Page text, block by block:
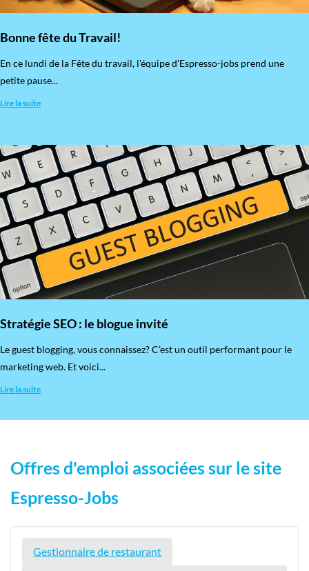
Bonne fête du Travail!
En ce lundi de la Fête du travail, l'équipe d'Espresso-jobs prend une
petite pause...
Lire la suite
Stratégie SEO : le blogue invité
​Le guest blogging, vous connaissez? C’est un outil performant pour le
marketing web. Et voici...
Lire la suite
Offres d'emploi associées sur le site
Espresso-Jobs
Gestionnaire de restaurant